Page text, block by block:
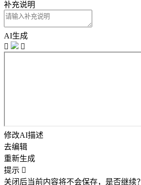
补充说明
AI生成


修改AI描述
去编辑
重新生成
提示 
关闭后当前内容将不会保存，是否继续？